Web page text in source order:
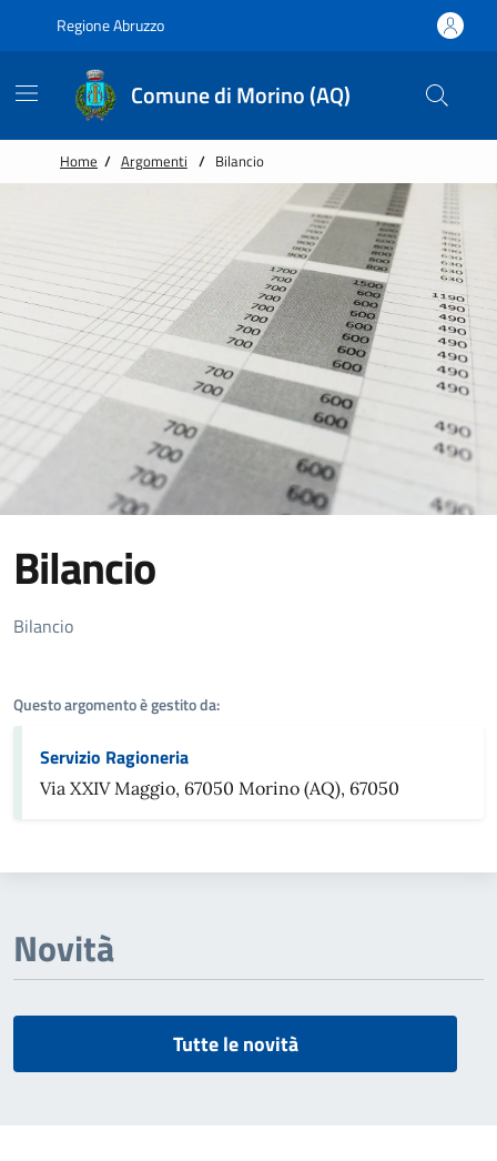
Regione Abruzzo
Comune di Morino (AQ)
Home / Argomenti / Bilancio
Bilancio
Dettagli Argomento
Bilancio
Questo argomento è gestito da:
Servizio Ragioneria
Via XXIV Maggio, 67050 Morino (AQ), 67050
Novità
Tutte le novità